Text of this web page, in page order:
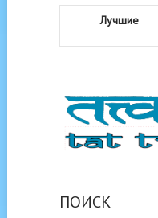
Лучшие
ПОИСК